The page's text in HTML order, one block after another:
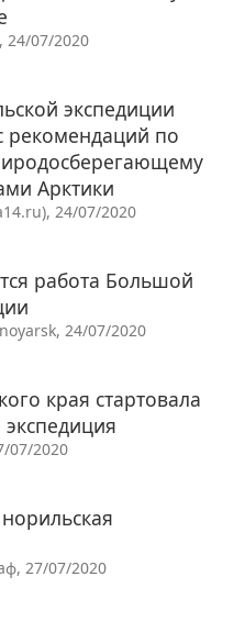
24/07/2020
экспедиции
рекомендаций по
Арктики
24/07/2020
работа Большой
24/07/2020
края стартовала
07/2020
27/07/2020